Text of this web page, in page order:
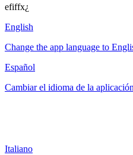
efiffx¿
English
Change the app language to
Español
Cambiar el idioma de la
Italiano